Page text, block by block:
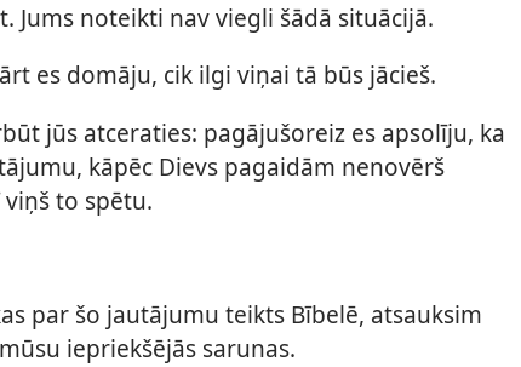
Jums noteikti nav viegli šādā situācijā.
es domāju, cik ilgi viņai tā būs jācieš.
jūs atceraties: pagājušoreiz es apsolīju, ka
kāpēc Dievs pagaidām nenovērš
to spētu.
par šo jautājumu teikts Bībelē, atsauksim
iepriekšējās sarunas.